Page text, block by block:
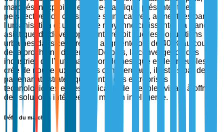
marchés inexploités en Asie-Pacifique présentent des
perspectives de croissance significatives, alimentées par
l'urbanisation et une classe moyenne croissante. La Banque
asiatique de développement prévoit que les populations
urbaines dans cette région augmenteront de 40 % au cours
de la prochaine décennie. De plus, la convergence des
industries de l'automatisation domestique et des meubles
crée de nouveaux modèles commerciaux, illustrés par des
partenariats stratégiques entre des entreprises
technologiques et des fabricants de meubles visant à offrir
des solutions intégrées de maison intelligente.
Défis du marché